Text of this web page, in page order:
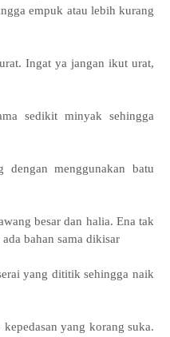
empuk atau lebih kurang
Ingat ya jangan ikut urat,
sedikit minyak sehingga
menggunakan batu
besar dan halia. Ena tak
bahan sama dikisar
yang dititik sehingga naik
yang korang suka.